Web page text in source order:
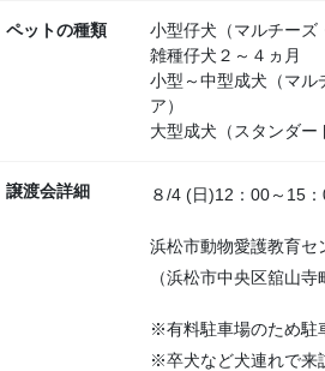
ペットの種類
小型仔犬（マルチーズ
雑種仔犬２～４ヵ月
小型～中型成犬（マル
ア）
大型成犬（スタンダー
譲渡会詳細 ８/4 (日)12：00～15
浜松市動物愛護教育セ
（浜松市中央区舘山寺
※有料駐車場のため駐
※卒犬など犬連れで来